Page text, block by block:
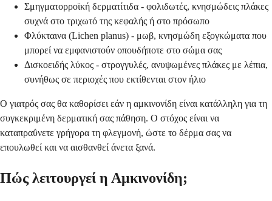
Σμηγματορροϊκή δερματίτιδα - φολιδωτές, κνησμώδεις πλάκες
συχνά στο τριχωτό της κεφαλής ή στο πρόσωπο
Φλύκταινα (Lichen planus) - μωβ, κνησμώδη εξογκώματα που
μπορεί να εμφανιστούν οπουδήποτε στο σώμα σας
Δισκοειδής λύκος - στρογγυλές, ανυψωμένες πλάκες με λέπια,
συνήθως σε περιοχές που εκτίθενται στον ήλιο
Ο γιατρός σας θα καθορίσει εάν η αμκινονίδη είναι κατάλληλη για τη
συγκεκριμένη δερματική σας πάθηση. Ο στόχος είναι να
καταπραΰνετε γρήγορα τη φλεγμονή, ώστε το δέρμα σας να
επουλωθεί και να αισθανθεί άνετα ξανά.
Πώς λειτουργεί η Αμκινονίδη;